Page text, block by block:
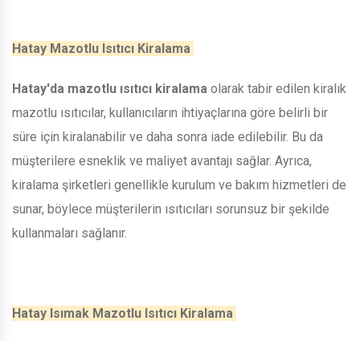
Hatay Mazotlu Isıtıcı Kiralama
Hatay'da mazotlu ısıtıcı kiralama olarak tabir edilen kiralık
mazotlu ısıtıcılar, kullanıcıların ihtiyaçlarına göre belirli bir
süre için kiralanabilir ve daha sonra iade edilebilir. Bu da
müşterilere esneklik ve maliyet avantajı sağlar. Ayrıca,
kiralama şirketleri genellikle kurulum ve bakım hizmetleri de
sunar, böylece müşterilerin ısıtıcıları sorunsuz bir şekilde
kullanmaları sağlanır.
Hatay Isımak Mazotlu Isıtıcı Kiralama